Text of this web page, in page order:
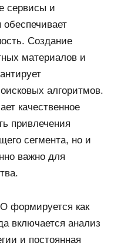
сервисы и
Создание
материалов и
алгоритмов.
качественное
привлечения
сегмента, но и
важно для
формируется как
включается анализ
и постоянная